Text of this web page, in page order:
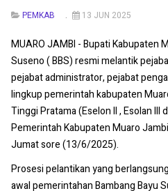
PEMKAB 13 JUN 2025
MUARO JAMBI - Bupati Kabupaten
Suseno ( BBS) resmi melantik
pejabat administrator, pejabat
lingkup pemerintah kabupaten
Tinggi Pratama (Eselon II , Esolan III
Pemerintah Kabupaten Muaro
Jumat sore (13/6/2025).
Prosesi pelantikan yang
awal pemerintahan Bambang Bayu